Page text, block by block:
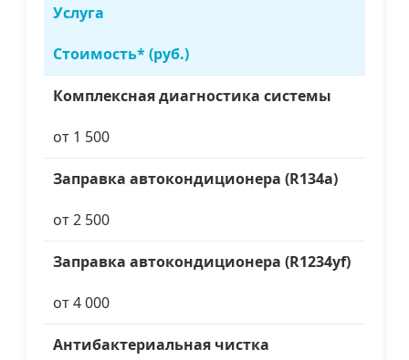
Услуга
Стоимость* (руб.)
Комплексная диагностика системы
от 1 500
Заправка автокондиционера (R134a)
от 2 500
Заправка автокондиционера (R1234yf)
от 4 000
Антибактериальная чистка